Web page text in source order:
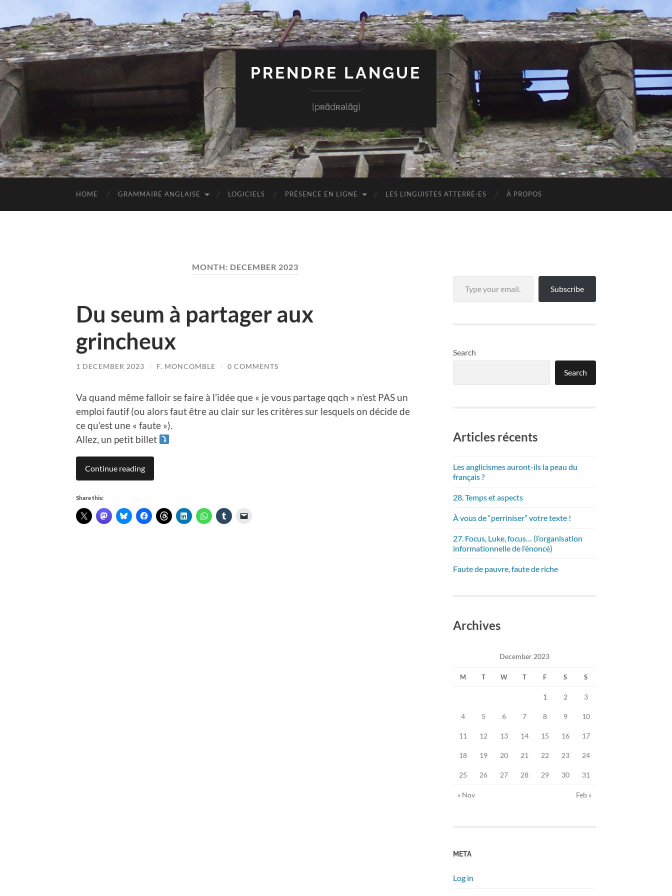
PRENDRE LANGUE
[pʀɑ̃dʀəlɑ̃ɡ]
HOME GRAMMAIRE ANGLAISE LOGICIELS PRÉSENCE EN LIGNE LES LINGUISTES ATTERRÉ·ES À PROPOS
MONTH: DECEMBER 2023
Du seum à partager aux
grincheux
1 DECEMBER 2023 / F. MONCOMBLE / 0 COMMENTS
Va quand même falloir se faire à l’idée que « je vous partage qqch » n’est PAS un
emploi fautif (ou alors faut être au clair sur les critères sur lesquels on décide de
ce qu’est une « faute »).
Allez, un petit billet
Continue reading
Share this:
Type your email…
Subscribe
Search
Search
Articles récents
Les anglicismes auront-ils la peau du
français ?
28. Temps et aspects
À vous de “perriniser” votre texte !
27. Focus, Luke, focus… (l’organisation
informationnelle de l’énoncé)
Faute de pauvre, faute de riche
Archives
December 2023
M T W T F S S
1 2 3
4 5 6 7 8 9 10
11 12 13 14 15 16 17
18 19 20 21 22 23 24
25 26 27 28 29 30 31
« Nov Feb »
META
Log in